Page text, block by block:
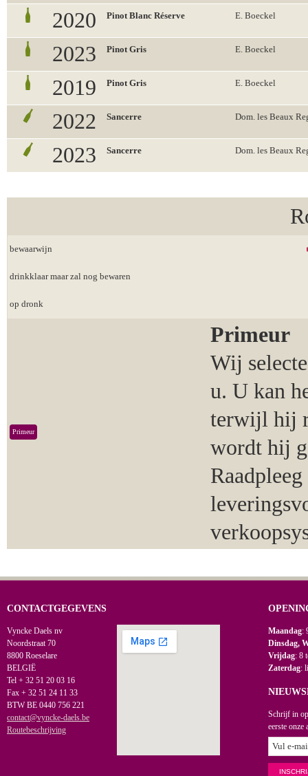
2020 Pinot Blanc Réserve E. Boeckel
2023 Pinot Gris E. Boeckel
2019 Pinot Gris E. Boeckel
2022 Sancerre Dom. les Beaux
2023 Sancerre Dom. les Beaux
bewaarwijn
drinkklaar maar zal nog bewaren
op dronk
Primeur
Primeur
Wij
u. U kan
terwijl hij
wordt hij
CONTACTGEGEVENS
Vyncke Daels nv
Noordstraat 70
8800 Roeselare
BELGIË
Tel + 32 51 20 03 16
Fax + 32 51 24 11 33
BTW BE 0440 756 221
contact@vyncke-daels.be
Routebeschrijving
Maandag:
Dinsdag,
Vrijdag: 8
Zaterdag:
Schrijf in
eerste onze